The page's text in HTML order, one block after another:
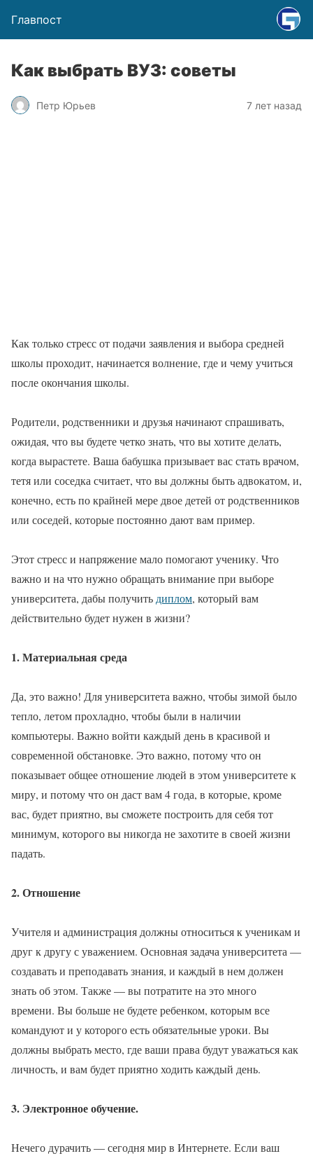
Главпост
Как выбрать ВУЗ: советы
Петр Юрьев 7 лет назад
Как только стресс от подачи заявления и выбора средней
школы проходит, начинаетсяволнение, где и чему учиться
после окончания школы.
Родители, родственники и друзья начинают спрашивать,
ожидая, что вы будете четко знать, что вы хотите делать,
когда вырастете. Ваша бабушка призывает вас стать врачом,
тетя или соседка считает, что вы должны быть адвокатом, и,
конечно, есть по крайней мере двое детей от родственников
или соседей, которые постоянно дают вам пример.
Этот стресс и напряжение мало помогают ученику. Что
важно и на что нужно обращать внимание при выборе
университета, дабы получитьдиплом, который вам
действительно будет нужен в жизни?
1. Материальная среда
Да, это важно! Для университета важно, чтобы зимой было
тепло, летом прохладно, чтобы были в наличии
компьютеры. Важно войти каждый день в красивой и
современной обстановке. Это важно, потому что он
показывает общее отношение людей в этом университете к
миру, и потому что он даст вам 4 года, в которые, кроме
вас, будет приятно, вы сможете построить для себя тот
минимум, которого вы никогда не захотите в своей жизни
падать.
2. Отношение
Учителя и администрация должны относиться к ученикам и
друг к другу с уважением. Основная задача университета —
создавать и преподавать знания, и каждый в нем должен
знать об этом. Также — вы потратите на это много
времени. Вы больше не будете ребенком, которым все
командуют и у которого есть обязательные уроки. Вы
должны выбрать место, где ваши права будут уважаться как
личность, и вам будет приятно ходить каждый день.
3. Электронное обучение.
Нечего дурачить — сегодня мир в Интернете. Если ваш